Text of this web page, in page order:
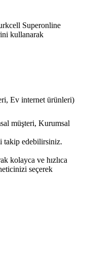
Superonline
kullanarak
Ev internet ürünleri)
müşteri, Kurumsal
takip edebilirsiniz.
kolayca ve hızlıca
seçerek